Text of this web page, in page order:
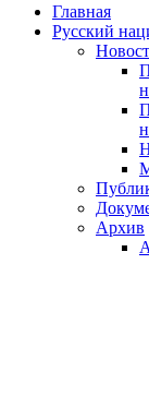
Главная
Русский
Архив